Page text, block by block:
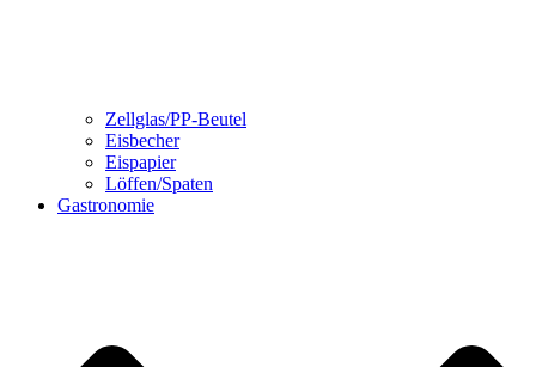
Zellglas/PP-Beutel
Eisbecher
Eispapier
Löffen/Spaten
Gastronomie